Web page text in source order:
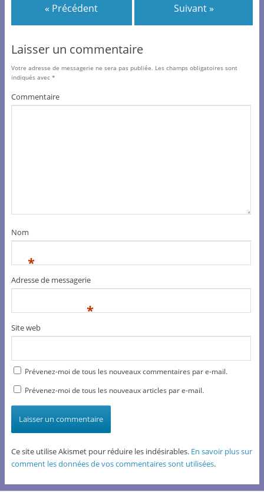
« Précédent Suivant »
Laisser un commentaire
Votre adresse de messagerie ne sera pas publiée. Les champs obligatoires sont
indiqués avec *
Commentaire
Nom
*
Adresse de messagerie
*
Site web
Prévenez-moi de tous les nouveaux commentaires par e-mail.
Prévenez-moi de tous les nouveaux articles par e-mail.
Ce site utilise Akismet pour réduire les indésirables. En savoir plus sur
comment les données de vos commentaires sont utilisées.